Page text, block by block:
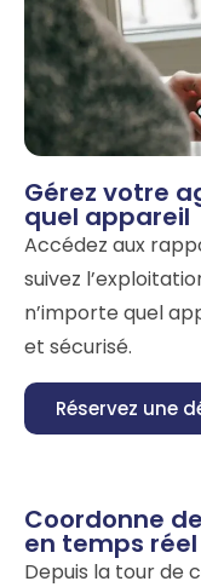
Gérez votre
quel appareil
Accédez aux
suivez
n’importe quel
et sécurisé.
Réservez une
Coordonne
en temps réel
Depuis la tour de